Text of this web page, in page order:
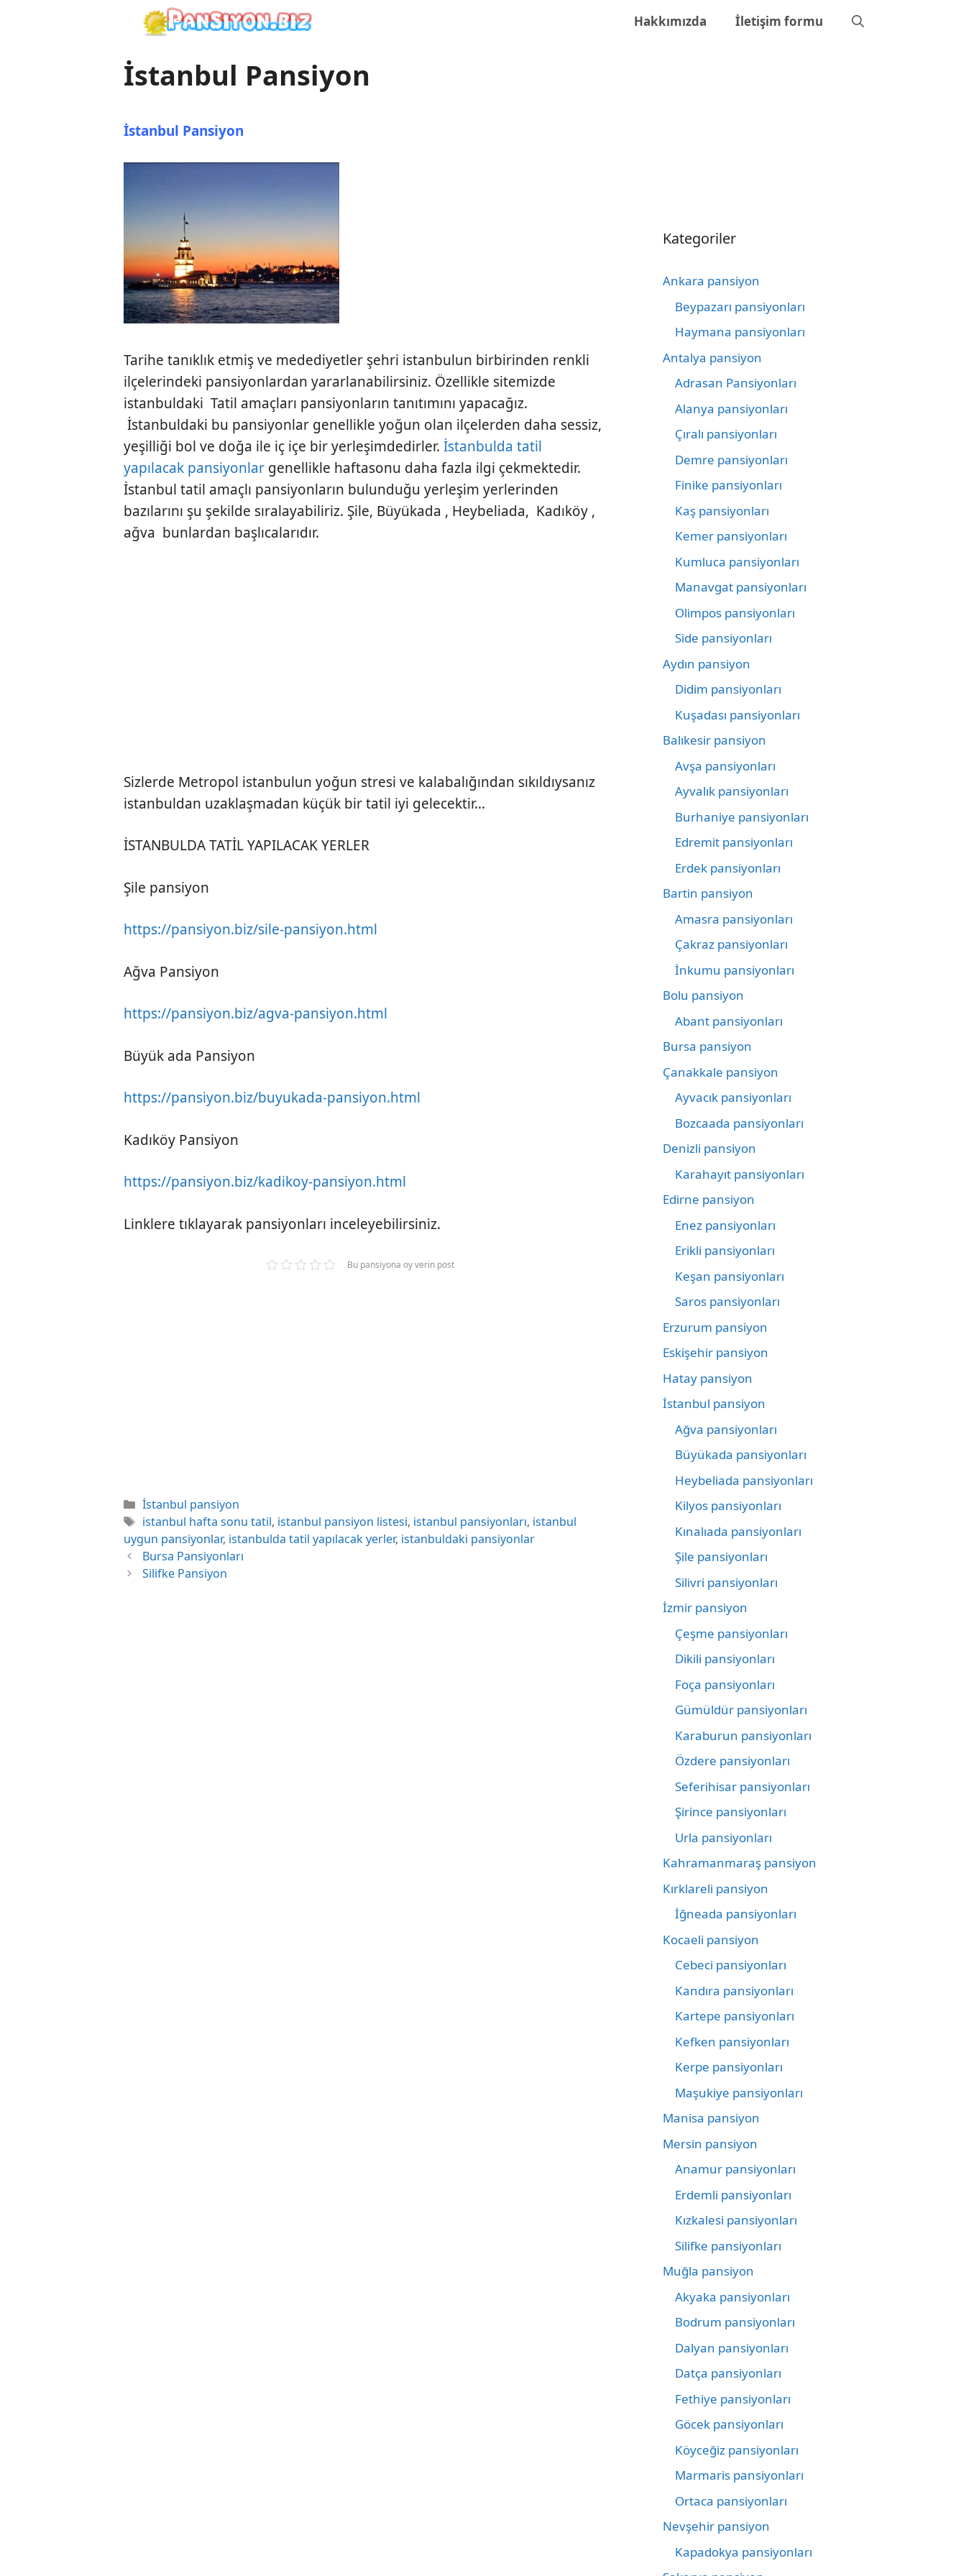
Hakkımızda İletişim formu
İstanbul Pansiyon
İstanbul Pansiyon
Tarihe tanıklık etmiş ve medediyetler şehri istanbulun birbirinden renkli
ilçelerindeki pansiyonlardan yararlanabilirsiniz. Özellikle sitemizde
istanbuldaki Tatil amaçları pansiyonların tanıtımını yapacağız.
İstanbuldaki bu pansiyonlar genellikle yoğun olan ilçelerden daha sessiz,
yeşilliği bol ve doğa ile iç içe bir yerleşimdedirler. İstanbulda tatil
yapılacak pansiyonlar genellikle haftasonu daha fazla ilgi çekmektedir.
İstanbul tatil amaçlı pansiyonların bulunduğu yerleşim yerlerinden
bazılarını şu şekilde sıralayabiliriz. Şile, Büyükada , Heybeliada, Kadıköy ,
ağva bunlardan başlıcalarıdır.
Sizlerde Metropol istanbulun yoğun stresi ve kalabalığından sıkıldıysanız
istanbuldan uzaklaşmadan küçük bir tatil iyi gelecektir…
İSTANBULDA TATİL YAPILACAK YERLER
Şile pansiyon
https://pansiyon.biz/sile-pansiyon.html
Ağva Pansiyon
https://pansiyon.biz/agva-pansiyon.html
Büyük ada Pansiyon
https://pansiyon.biz/buyukada-pansiyon.html
Kadıköy Pansiyon
https://pansiyon.biz/kadikoy-pansiyon.html
Linklere tıklayarak pansiyonları inceleyebilirsiniz.
Bu pansiyona oy verin post
Kategoriler
İstanbul pansiyon
Etiketler
istanbul hafta sonu tatil, istanbul pansiyon listesi, istanbul pansiyonları, istanbul
uygun pansiyonlar, istanbulda tatil yapılacak yerler, istanbuldaki pansiyonlar
Bursa Pansiyonları
Silifke Pansiyon
Kategoriler
Ankara pansiyon
Beypazarı pansiyonları
Haymana pansiyonları
Antalya pansiyon
Adrasan Pansiyonları
Alanya pansiyonları
Çıralı pansiyonları
Demre pansiyonları
Finike pansiyonları
Kaş pansiyonları
Kemer pansiyonları
Kumluca pansiyonları
Manavgat pansiyonları
Olimpos pansiyonları
Side pansiyonları
Aydın pansiyon
Didim pansiyonları
Kuşadası pansiyonları
Balıkesir pansiyon
Avşa pansiyonları
Ayvalık pansiyonları
Burhaniye pansiyonları
Edremit pansiyonları
Erdek pansiyonları
Bartin pansiyon
Amasra pansiyonları
Çakraz pansiyonları
İnkumu pansiyonları
Bolu pansiyon
Abant pansiyonları
Bursa pansiyon
Çanakkale pansiyon
Ayvacık pansiyonları
Bozcaada pansiyonları
Denizli pansiyon
Karahayıt pansiyonları
Edirne pansiyon
Enez pansiyonları
Erikli pansiyonları
Keşan pansiyonları
Saros pansiyonları
Erzurum pansiyon
Eskişehir pansiyon
Hatay pansiyon
İstanbul pansiyon
Ağva pansiyonları
Büyükada pansiyonları
Heybeliada pansiyonları
Kilyos pansiyonları
Kınalıada pansiyonları
Şile pansiyonları
Silivri pansiyonları
İzmir pansiyon
Çeşme pansiyonları
Dikili pansiyonları
Foça pansiyonları
Gümüldür pansiyonları
Karaburun pansiyonları
Özdere pansiyonları
Seferihisar pansiyonları
Şirince pansiyonları
Urla pansiyonları
Kahramanmaraş pansiyon
Kırklareli pansiyon
İğneada pansiyonları
Kocaeli pansiyon
Cebeci pansiyonları
Kandıra pansiyonları
Kartepe pansiyonları
Kefken pansiyonları
Kerpe pansiyonları
Maşukiye pansiyonları
Manisa pansiyon
Mersin pansiyon
Anamur pansiyonları
Erdemli pansiyonları
Kızkalesi pansiyonları
Silifke pansiyonları
Muğla pansiyon
Akyaka pansiyonları
Bodrum pansiyonları
Dalyan pansiyonları
Datça pansiyonları
Fethiye pansiyonları
Göcek pansiyonları
Köyceğiz pansiyonları
Marmaris pansiyonları
Ortaca pansiyonları
Nevşehir pansiyon
Kapadokya pansiyonları